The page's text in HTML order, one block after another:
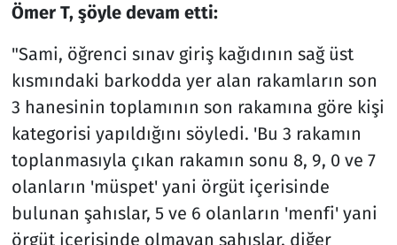
Ömer T, şöyle devam etti:
"Sami, öğrenci sınav giriş kağıdının sağ üst
kısmındaki barkodda yer alan rakamların son
3 hanesinin toplamının son rakamına göre kişi
kategorisi yapıldığını söyledi. 'Bu 3 rakamın
toplanmasıyla çıkan rakamın sonu 8, 9, 0 ve 7
olanların 'müspet' yani örgüt içerisinde
bulunan şahıslar, 5 ve 6 olanların 'menfi' yani
örgüt içerisinde olmayan şahıslar, diğer